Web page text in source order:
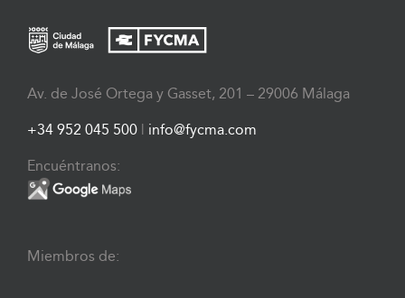
Av. de José Ortega y Gasset, 201 – 29006 Málaga
+34 952 045 500 | info@fycma.com
Encuéntranos:
Miembros de: